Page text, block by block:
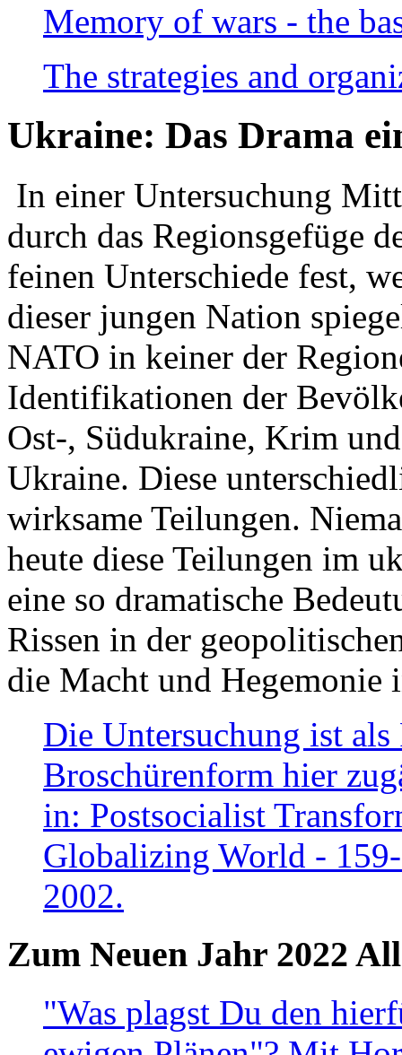
Memory of wars - the
The strategies and
Ukraine: Das Drama
In einer Untersuchung
durch das Regionsgefüge
feinen Unterschiede fest,
dieser jungen Nation
NATO in keiner der
Identifikationen der
Ost-, Südukraine, Krim
Ukraine. Diese
wirksame Teilungen.
heute diese Teilungen im
eine so dramatische
Rissen in der
die Macht und Hegemonie
Die Untersuchung ist
Broschürenform hier
in: Postsocialist
Globalizing World -
2002.
Zum Neuen Jahr 2022
"Was plagst Du den